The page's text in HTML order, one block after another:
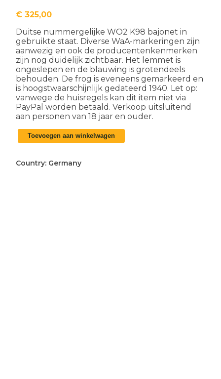
€ 325,00
Duitse nummergelijke WO2 K98 bajonet in
gebruikte staat. Diverse WaA-markeringen zijn
aanwezig en ook de producentenkenmerken
zijn nog duidelijk zichtbaar. Het lemmet is
ongeslepen en de blauwing is grotendeels
behouden. De frog is eveneens gemarkeerd en
is hoogstwaarschijnlijk gedateerd 1940. Let op:
vanwege de huisregels kan dit item niet via
PayPal worden betaald. Verkoop uitsluitend
aan personen van 18 jaar en ouder.
Duitse
WO2
bajonet
Toevoegen aan winkelwagen
Country: Germany